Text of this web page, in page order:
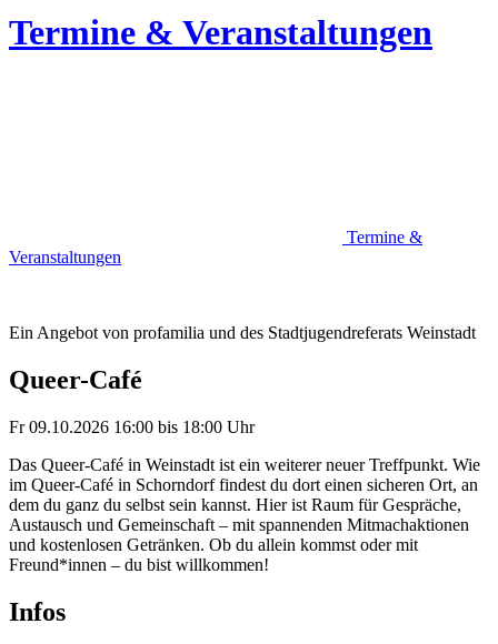
Termine & Veranstaltungen
Termine &
Veranstaltungen
Ein Angebot von profamilia und des Stadtjugendreferats Weinstadt
Queer-Café
Fr 09.10.2026 16:00 bis 18:00 Uhr
Das Queer-Café in Weinstadt ist ein weiterer neuer Treffpunkt. Wie
im Queer-Café in Schorndorf findest du dort einen sicheren Ort, an
dem du ganz du selbst sein kannst. Hier ist Raum für Gespräche,
Austausch und Gemeinschaft – mit spannenden Mitmachaktionen
und kostenlosen Getränken. Ob du allein kommst oder mit
Freund*innen – du bist willkommen!
Infos